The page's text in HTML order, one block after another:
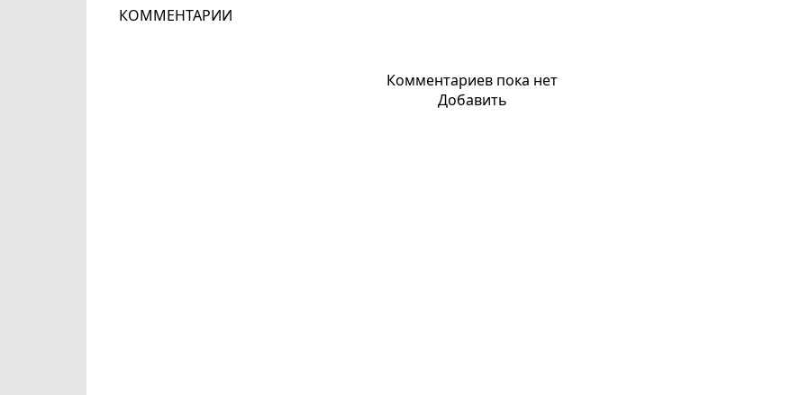
КОММЕНТАРИИ
Комментариев пока нет
Добавить